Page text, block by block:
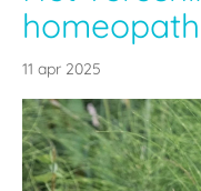
11 apr 2025